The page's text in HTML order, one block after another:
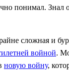
понимал.
сложная и
войной.
новую войну,